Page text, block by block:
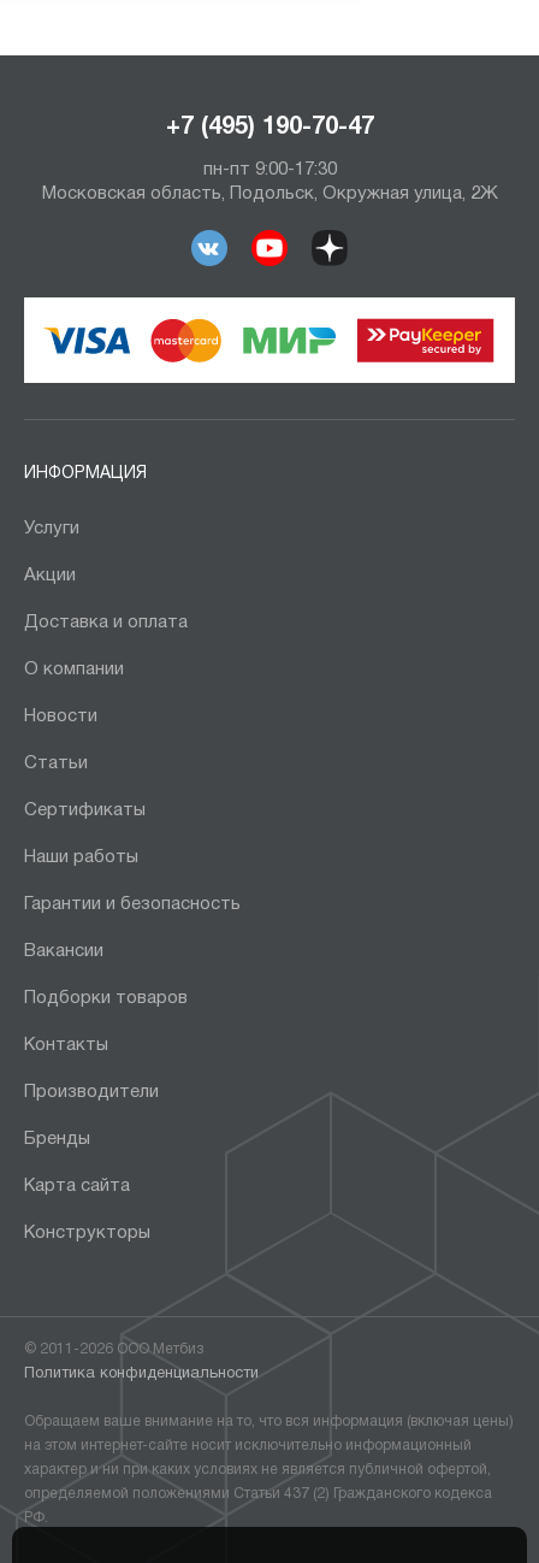
+7 (495) 190-70-47
пн-пт 9:00-17:30
Московская область, Подольск, Окружная улица, 2Ж
ИНФОРМАЦИЯ
Услуги
Акции
Доставка и оплата
О компании
Новости
Статьи
Сертификаты
Наши работы
Гарантии и безопасность
Вакансии
Подборки товаров
Контакты
Производители
Бренды
Карта сайта
Конструкторы
© 2011-2026 ООО Метбиз
Политика конфиденциальности
Обращаем ваше внимание на то, что вся информация (включая цены)
на этом интернет-сайте носит исключительно информационный
характер и ни при каких условиях не является публичной офертой,
определяемой положениями Статьи 437 (2) Гражданского кодекса
РФ.